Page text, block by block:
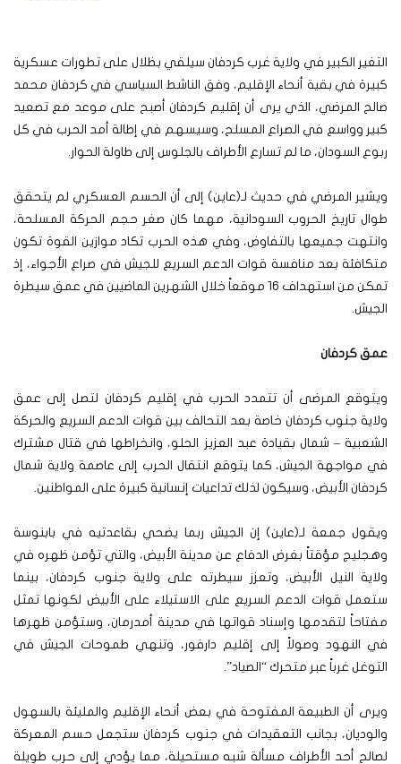
التغير الكبير في ولاية غرب كردفان سيلقي بظلال على تطورات عسكرية
كبيرة في بقية أنحاء الإقليم، وفق الناشط السياسي في كردفان محمد
صالح المرضي، الذي يرى أن إقليم كردفان أصبح على موعد مع تصعيد
كبير وواسع في الصراع المسلح، وسيسهم في إطالة أمد الحرب في كل
ربوع السودان، ما لم تسارع الأطراف بالجلوس إلى طاولة الحوار.
ويشير المرضي في حديث لـ(عاين) إلى أن الحسم العسكري لم يتحقق
طوال تاريخ الحروب السودانية، مهما كان صغر حجم الحركة المسلحة،
وانتهت جميعها بالتفاوض، وفي هذه الحرب تكاد موازين القوة تكون
متكافئة بعد منافسة قوات الدعم السريع للجيش في صراع الأجواء، إذ
تمكن من استهداف 16 موقعاً خلال الشهرين الماضيين في عمق سيطرة
الجيش.
عمق كردفان
ويتوقع المرضى أن تتمدد الحرب في إقليم كردفان لتصل إلى عمق
ولاية جنوب كردفان خاصة بعد التحالف بين قوات الدعم السريع والحركة
الشعبية – شمال بقيادة عبد العزيز الحلو، وانخراطها في قتال مشترك
في مواجهة الجيش، كما يتوقع انتقال الحرب إلى عاصمة ولاية شمال
كردفان الأبيض، وسيكون لذلك تداعيات إنسانية كبيرة على المواطنين.
ويقول جمعة لـ(عاين) إن الجيش ربما يضحي بقاعدتيه في بابنوسة
وهجليج مؤقتاً بغرض الدفاع عن مدينة الأبيض، والتي تؤمن ظهره في
ولاية النيل الأبيض، وتعزز سيطرته على ولاية جنوب كردفان، بينما
ستعمل قوات الدعم السريع على الاستيلاء على الأبيض لكونها تمثل
مفتاحاً لتقدمها وإسناد قواتها في مدينة أمدرمان، وستؤمن ظهرها
في النهود وصولاً إلى إقليم دارفور، وتنهي طموحات الجيش في
التوغل غرباً عبر متحرك “الصياد”.
ويرى أن الطبيعة المفتوحة في بعض أنحاء الإقليم والمليئة بالسهول
والوديان، بجانب التعقيدات في جنوب كردفان ستجعل حسم المعركة
لصالح أحد الأطراف مسألة شبه مستحيلة، مما يؤدي إلى حرب طويلة